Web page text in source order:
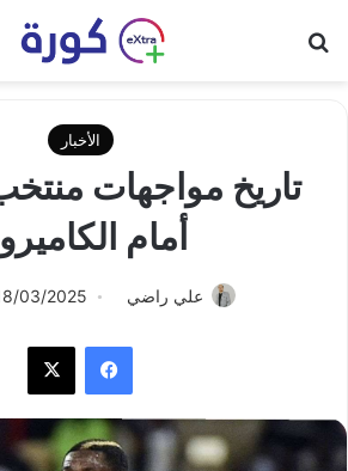
الأخبار
تاريخ مواجهات
أمام
علي راضي 03/2025
فيسبوك